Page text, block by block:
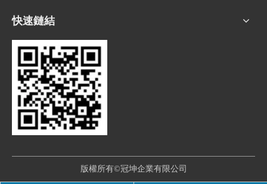
快速鏈結
版權所有©冠坤企業有限公司